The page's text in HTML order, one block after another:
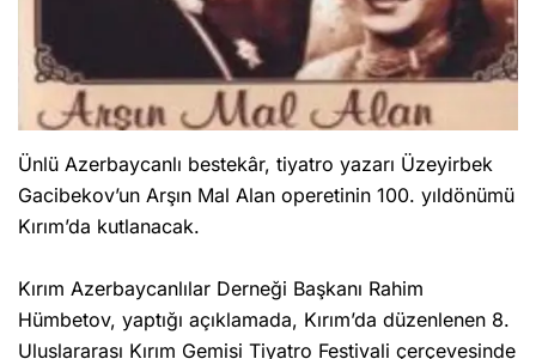
Ünlü Azerbaycanlı bestekâr, tiyatro yazarı Üzeyirbek
Gacibekov’un Arşın Mal Alan operetinin 100. yıldönümü
Kırım’da kutlanacak.
Kırım Azerbaycanlılar Derneği Başkanı Rahim
Hümbetov, yaptığı açıklamada, Kırım’da düzenlenen 8.
Uluslararası Kırım Gemisi Tiyatro Festivali çerçevesinde